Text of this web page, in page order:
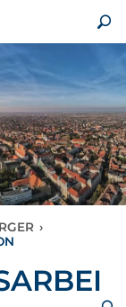
›
×